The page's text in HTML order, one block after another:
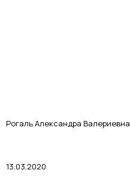
Рогаль Александра Валериевна
13.03.2020